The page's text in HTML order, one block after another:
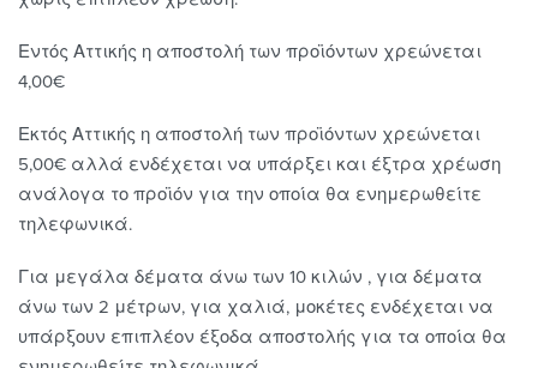
Εντός Αττικής η αποστολή των προϊόντων χρεώνεται
4,00€
Εκτός Αττικής η αποστολή των προϊόντων χρεώνεται
5,00€ αλλά ενδέχεται να υπάρξει και έξτρα χρέωση
ανάλογα το προϊόν για την οποία θα ενημερωθείτε
τηλεφωνικά.
Για μεγάλα δέματα άνω των 10 κιλών , για δέματα
άνω των 2 μέτρων, για χαλιά, μοκέτες ενδέχεται να
υπάρξουν επιπλέον έξοδα αποστολής για τα οποία θα